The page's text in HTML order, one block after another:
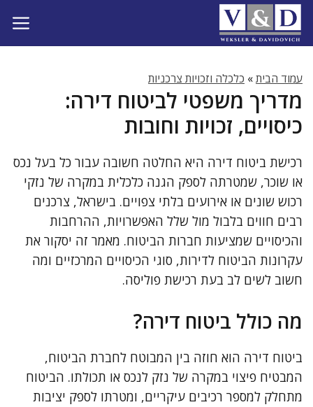
לדלג
לתוכן
עמוד הבית» כלכלה וזכויות צרכניות
מדריך משפטי לביטוח דירה:
כיסויים, זכויות וחובות
רכישת ביטוח דירה היא החלטה חשובה עבור כל בעל נכס
או שוכר, שמטרתה לספק הגנה כלכלית במקרה של נזקי
רכוש שונים או אירועים בלתי צפויים. בישראל, צרכנים
רבים חווים בלבול מול שלל האפשרויות, ההרחבות
והכיסויים שמציעות חברות הביטוח. מאמר זה יסקור את
עקרונות הביטוח לדירות, סוגי הכיסויים המרכזיים ומה
חשוב לשים לב בעת רכישת פוליסה.
מה כולל ביטוח דירה?
ביטוח דירה הוא חוזה בין המבוטח לחברת הביטוח,
המבטיח פיצוי במקרה של נזק לנכס או תכולתו. הביטוח
מתחלק למספר רכיבים עיקריים, ומטרתו לספק יציבות